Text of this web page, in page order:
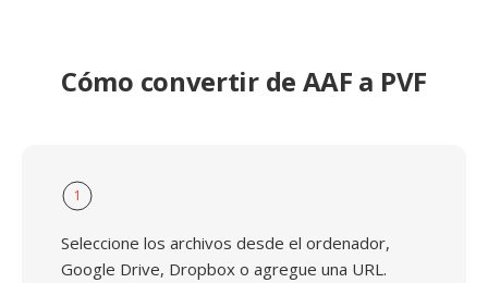
Cómo convertir de AAF a PVF
1
Seleccione los archivos desde el ordenador,
Google Drive, Dropbox o agregue una URL.